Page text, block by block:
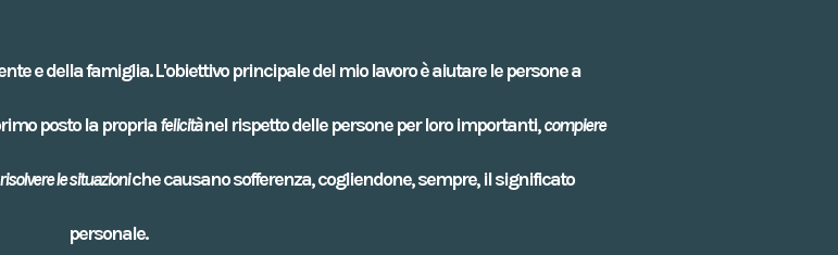
e della famiglia. L'obiettivo principale del mio lavoro è aiutare le persone a
posto la propriafelicitànel rispetto delle persone per loro importanti,compiere
risolvere le situazioniche causano sofferenza, cogliendone, sempre, il significato
personale.